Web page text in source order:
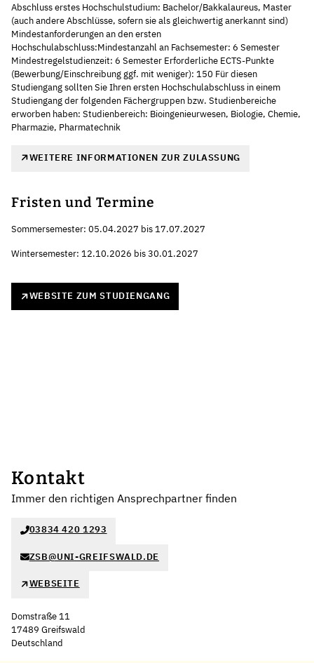
Abschluss erstes Hochschulstudium: Bachelor/Bakkalaureus, Master
(auch andere Abschlüsse, sofern sie als gleichwertig anerkannt sind)
Mindestanforderungen an den ersten
Hochschulabschluss:Mindestanzahl an Fachsemester: 6 Semester
Mindestregelstudienzeit: 6 Semester Erforderliche ECTS-Punkte
(Bewerbung/Einschreibung ggf. mit weniger): 150 Für diesen
Studiengang sollten Sie Ihren ersten Hochschulabschluss in einem
Studiengang der folgenden Fächergruppen bzw. Studienbereiche
erworben haben: Studienbereich: Bioingenieurwesen, Biologie, Chemie,
Pharmazie, Pharmatechnik
WEITERE INFORMATIONEN ZUR ZULASSUNG
Fristen und Termine
Sommersemester: 05.04.2027 bis 17.07.2027
Wintersemester: 12.10.2026 bis 30.01.2027
WEBSITE ZUM STUDIENGANG
Kontakt
Immer den richtigen Ansprechpartner finden
03834 420 1293
ZSB@UNI-GREIFSWALD.DE
WEBSEITE
Domstraße 11
17489 Greifswald
Deutschland